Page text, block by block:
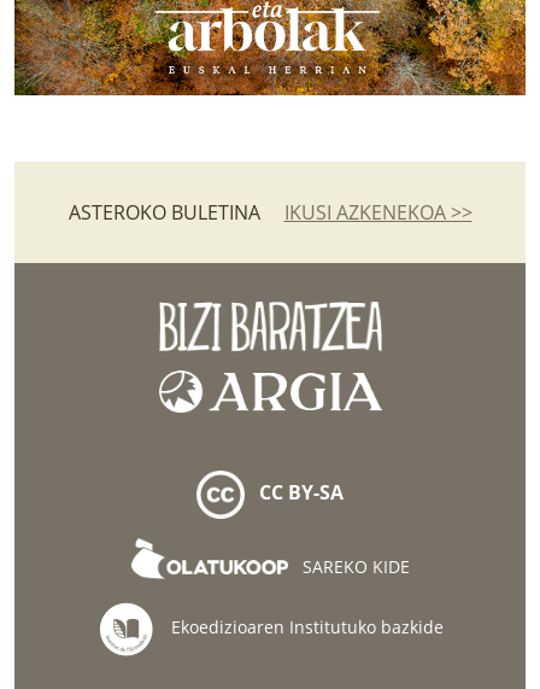
ASTEROKO BULETINA IKUSI AZKENEKOA >>
CC BY-SA
SAREKO KIDE
Ekoedizioaren Institutuko bazkide